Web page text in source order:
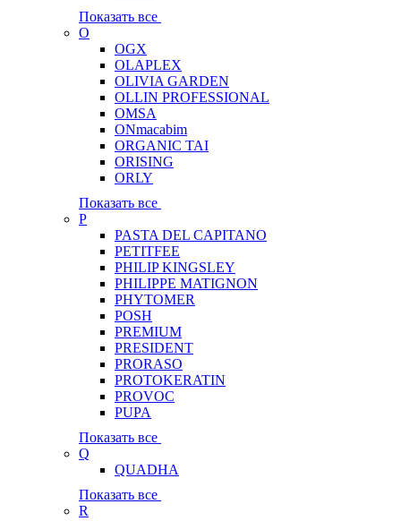
Показать все
O
OGX
OLAPLEX
OLIVIA GARDEN
OLLIN PROFESSIONAL
OMSA
ONmacabim
ORGANIC TAI
ORISING
ORLY
Показать все
P
PASTA DEL CAPITANO
PETITFEE
PHILIP KINGSLEY
PHILIPPE MATIGNON
PHYTOMER
POSH
PREMIUM
PRESIDENT
PRORASO
PROTOKERATIN
PROVOC
PUPA
Показать все
Q
QUADHA
Показать все
R